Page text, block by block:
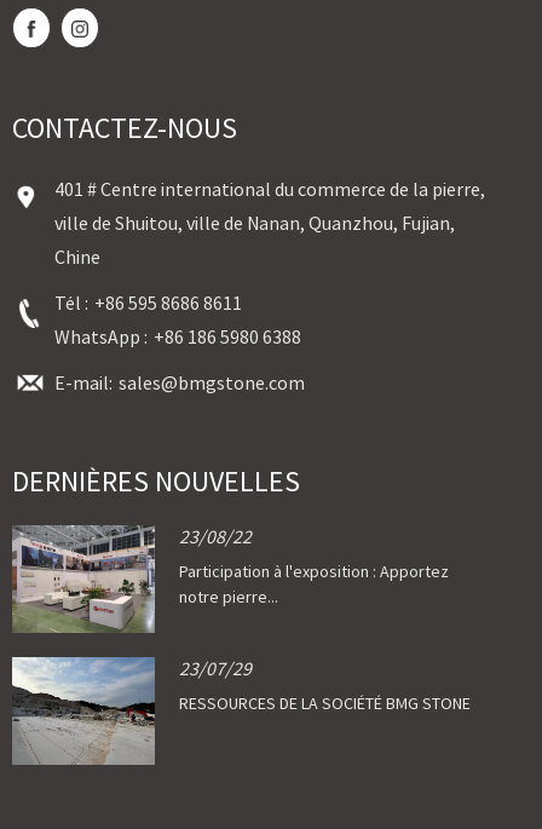
CONTACTEZ-NOUS
401 # Centre international du commerce de la pierre,
ville de Shuitou, ville de Nanan, Quanzhou, Fujian,
Chine
Tél : +86 595 8686 8611
WhatsApp : +86 186 5980 6388
E-mail: sales@bmgstone.com
DERNIÈRES NOUVELLES
23/08/22
Participation à l'exposition : Apportez
notre pierre...
23/07/29
RESSOURCES DE LA SOCIÉTÉ BMG STONE